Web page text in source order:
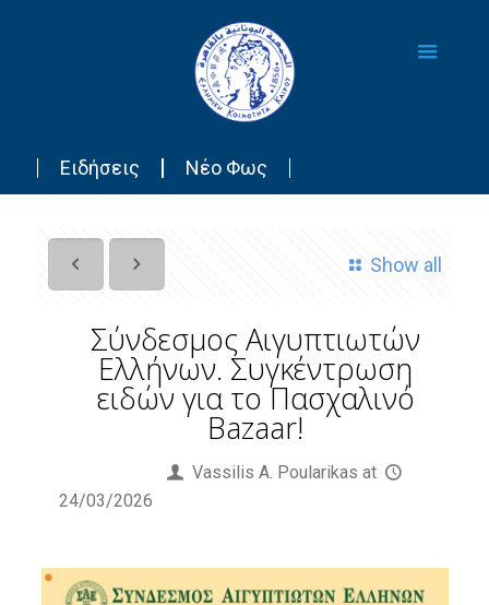
Ειδήσεις Νέο Φως
Show all
Σύνδεσμος Αιγυπτιωτών
Ελλήνων. Συγκέντρωση
ειδών για το Πασχαλινό
Bazaar!
Vassilis Α. Poularikas at
24/03/2026